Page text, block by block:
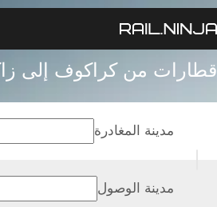
قطارات من كراكوف إلى
مدينة المغادرة
مدينة الوصول